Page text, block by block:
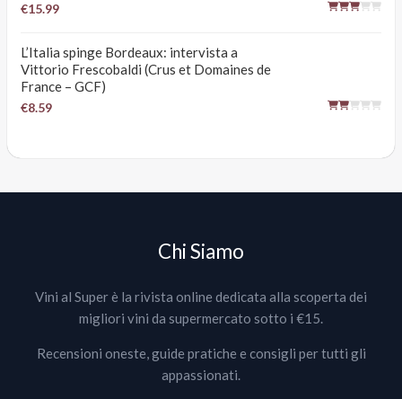
€15.99
L’Italia spinge Bordeaux: intervista a
Vittorio Frescobaldi (Crus et Domaines de
France – GCF)
€8.59
Chi Siamo
Vini al Super è la rivista online dedicata alla scoperta dei
migliori vini da supermercato sotto i €15.
Recensioni oneste, guide pratiche e consigli per tutti gli
appassionati.